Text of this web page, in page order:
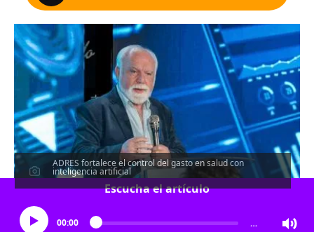
ADRES fortalece el control del gasto en salud con
inteligencia artificial
Escucha el artículo
00:00 …